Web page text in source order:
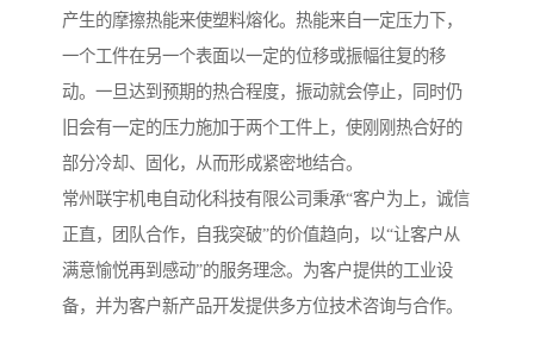
产生的摩擦热能来使塑料熔化。热能来自一定压力下，
一个工件在另一个表面以一定的位移或振幅往复的移
动。一旦达到预期的热合程度，振动就会停止，同时仍
旧会有一定的压力施加于两个工件上，使刚刚热合好的
部分冷却、固化，从而形成紧密地结合。
常州联宇机电自动化科技有限公司秉承“客户为上，诚信
正直，团队合作，自我突破”的价值趋向，以“让客户从
满意愉悦再到感动”的服务理念。为客户提供的工业设
备，并为客户新产品开发提供多方位技术咨询与合作。